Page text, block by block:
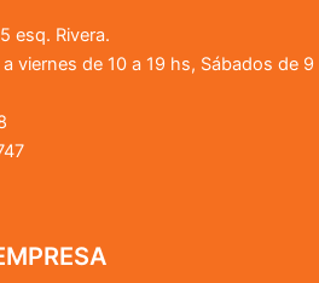
esq. Rivera.
viernes de 10 a 19 hs, Sábados de 9